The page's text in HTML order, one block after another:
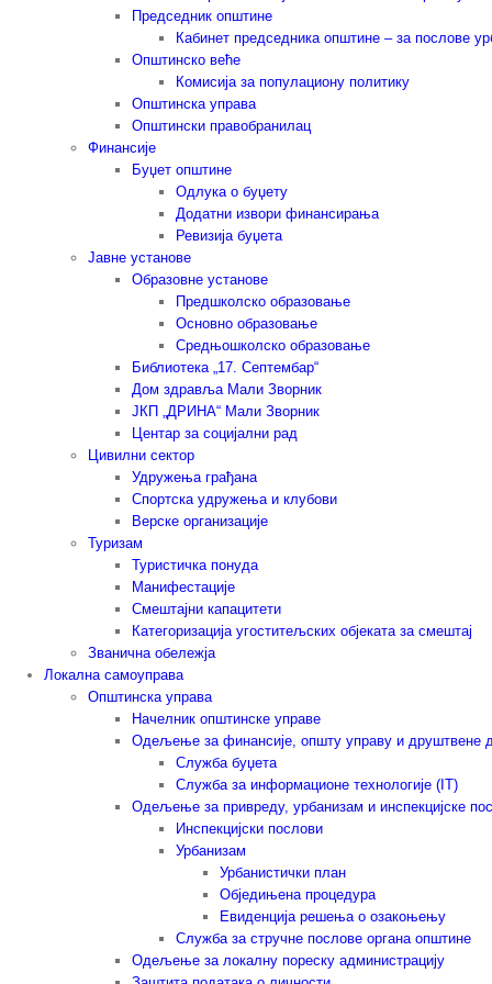
Председник општине
Кабинет председника општине – за послове
Општинско веће
Комисија за популациону политику
Општинска управа
Општински правобранилац
Финансије
Буџет општине
Одлука о буџету
Додатни извори финансирања
Ревизија буџета
Јавне установе
Образовне установе
Предшколско образовање
Основно образовање
Средњошколско образовање
Библиотека „17. Септембар“
Дом здравља Мали Зворник
ЈКП „ДРИНА“ Мали Зворник
Центар за социјални рад
Цивилни сектор
Удружења грађана
Спортска удружења и клубови
Верске организације
Туризам
Туристичка понуда
Манифестације
Смештајни капацитети
Категоризација угоститељских објеката за смештај
Званична обележја
Локална самоуправа
Општинска управа
Начелник општинске управе
Одељење за финансије, општу управу и друштвене
Служба буџета
Служба за информационе технологије (IT)
Одељење за привреду, урбанизам и инспекцијске
Инспекцијски послови
Урбанизам
Урбанистички план
Обједињена процедура
Евиденција решења о озакоњењу
Служба за стручне послове органа општине
Одељење за локалну пореску администрацију